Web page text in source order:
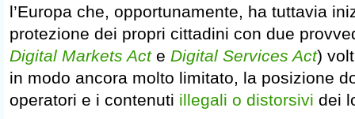
l’Europa che, opportunamente, ha tuttavia
protezione dei propri cittadini con due
Digital Markets Acte Digital Services Act)
in modo ancora molto limitato, la posizione
operatori e i contenuti illegali o distorsivi dei